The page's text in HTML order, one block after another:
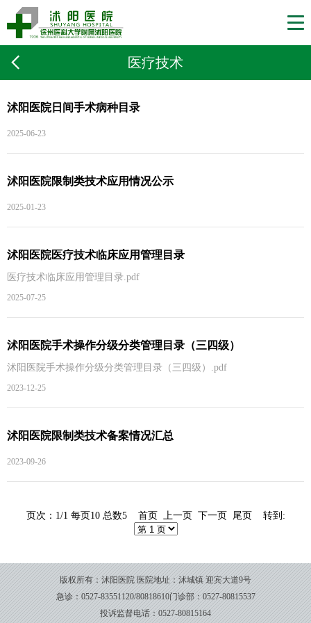
医疗技术
沭阳医院日间手术病种目录
2025-06-23
沭阳医院限制类技术应用情况公示
2025-01-23
沭阳医院医疗技术临床应用管理目录
医疗技术临床应用管理目录.pdf
2025-07-25
沭阳医院手术操作分级分类管理目录（三四级）
沭阳医院手术操作分级分类管理目录（三四级）.pdf
2023-12-25
沭阳医院限制类技术备案情况汇总
2023-09-26
页次：1/1 每页10 总数5 首页 上一页 下一页 尾页 转到:
版权所有：沭阳医院 医院地址：沭城镇 迎宾大道9号
急诊：0527-83551120/80818610门诊部：0527-80815537
投诉监督电话：0527-80815164